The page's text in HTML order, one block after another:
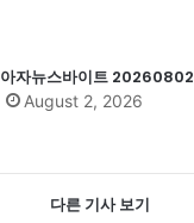
아자뉴스바이트 20260802
August 2, 2026
다른 기사 보기